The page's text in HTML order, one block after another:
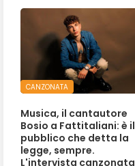
CANZONATA
Musica, il cantautore
Bosio a Fattitaliani: è il
pubblico che detta la
legge, sempre.
L'intervista canzonata